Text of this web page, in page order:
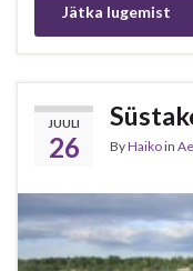
Jätka lugemist
JUULI
26 ByHaikoin